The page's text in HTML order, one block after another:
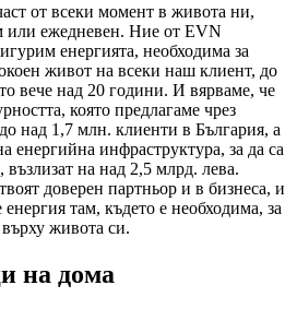
от всеки момент в живота ни,
или ежедневен. Ние от EVN
енергията, необходима за
живот на всеки наш клиент, до
вече над 20 години. И вярваме, че
която предлагаме чрез
над 1,7 млн. клиенти в България, а
енергийна инфраструктура, за да са
на над 2,5 млрд. лева.
доверен партньор и в бизнеса, и
там, където е необходима, за
живота си.
на дома